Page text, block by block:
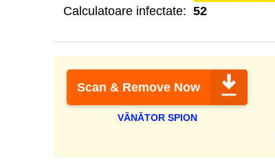
Calculatoare infectate: 52
Scan & Remove Now
VÂNĂTOR SPION